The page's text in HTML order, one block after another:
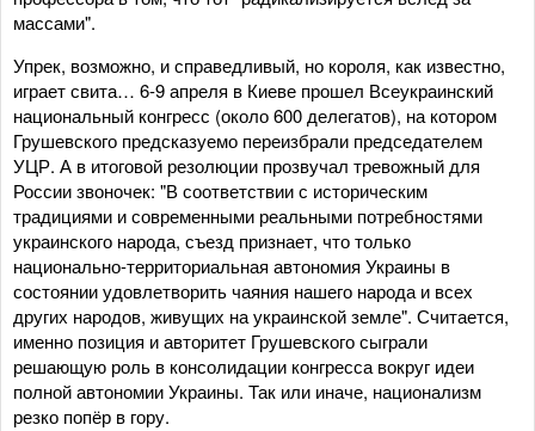
массами".
Упрек, возможно, и справедливый, но короля, как известно,
играет свита… 6-9 апреля в Киеве прошел Всеукраинский
национальный конгресс (около 600 делегатов), на котором
Грушевского предсказуемо переизбрали председателем
УЦР. А в итоговой резолюции прозвучал тревожный для
России звоночек: "В соответствии с историческим
традициями и современными реальными потребностями
украинского народа, съезд признает, что только
национально-территориальная автономия Украины в
состоянии удовлетворить чаяния нашего народа и всех
других народов, живущих на украинской земле". Считается,
именно позиция и авторитет Грушевского сыграли
решающую роль в консолидации конгресса вокруг идеи
полной автономии Украины. Так или иначе, национализм
резко попёр в гору.